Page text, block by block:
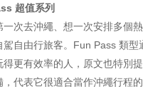
超值系列
次去沖繩、想一次安排多個熱
駕自由行旅客。Fun Pass 類型
得更有效率的人，原文也特別
，代表它很適合當作沖繩行程